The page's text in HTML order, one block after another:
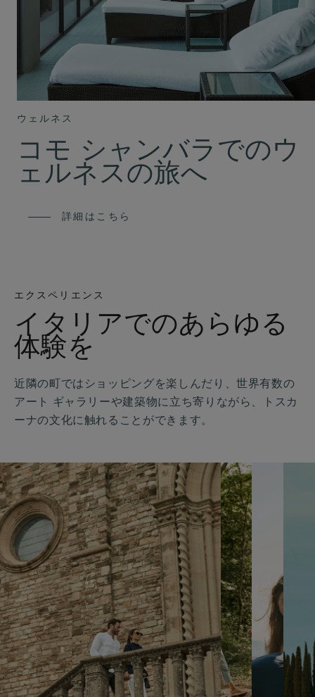
ウェルネス
コモ シャンバラでのウ
ェルネスの旅へ
詳細はこちら
エクスペリエンス
イタリアでのあらゆる
体験を
近隣の町ではショッピングを楽しんだり、世界有数の
アート ギャラリーや建築物に立ち寄りながら、トスカ
ーナの文化に触れることができます。